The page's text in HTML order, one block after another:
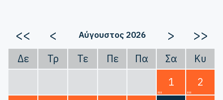
<< < Αύγουστος 2026 > >>
Δε Τρ Τε Πε Πα Σα
Κυ
1
2